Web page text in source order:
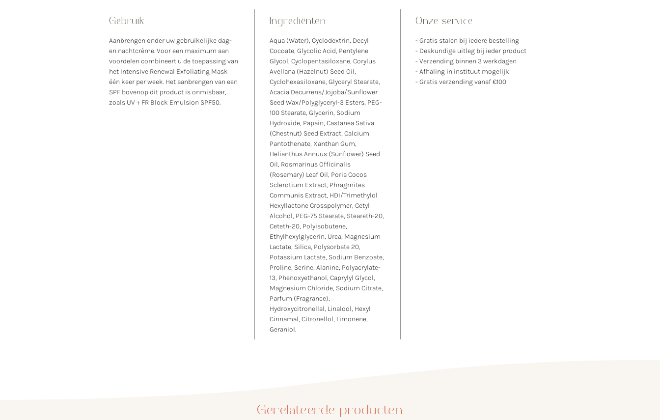
• De textuur en de teint van de huid
verbeteren aanzienlijk
• Rimpels en expressielijnen
vervagen
• De teint is helder en de huid straalt
• De teint is diepgaand gehydrateerd
en soepel
Gebruik
Aanbrengen onder uw gebruikelijke dag-
en nachtcrème. Voor een maximum aan
voordelen combineert u de toepassing van
het Intensive Renewal Exfoliating Mask
één keer per week. Het aanbrengen van een
SPF bovenop dit product is onmisbaar,
zoals UV + FR Block Emulsion SPF50.
Ingrediënten
Aqua (Water), Cyclodextrin, Decyl
Cocoate, Glycolic Acid, Pentylene
Glycol, Cyclopentasiloxane, Corylus
Avellana (Hazelnut) Seed Oil,
Cyclohexasiloxane, Glyceryl Stearate,
Acacia Decurrens/Jojoba/Sunflower
Seed Wax/Polyglyceryl-3 Esters, PEG-
100 Stearate, Glycerin, Sodium
Hydroxide, Papain, Castanea Sativa
(Chestnut) Seed Extract, Calcium
Pantothenate, Xanthan Gum,
Helianthus Annuus (Sunflower) Seed
Oil, Rosmarinus Officinalis
(Rosemary) Leaf Oil, Poria Cocos
Sclerotium Extract, Phragmites
Communis Extract, HDI/Trimethylol
Hexyllactone Crosspolymer, Cetyl
Alcohol, PEG-75 Stearate, Steareth-20,
Ceteth-20, Polyisobutene,
Ethylhexylglycerin, Urea, Magnesium
Lactate, Silica, Polysorbate 20,
Potassium Lactate, Sodium Benzoate,
Proline, Serine, Alanine, Polyacrylate-
13, Phenoxyethanol, Caprylyl Glycol,
Magnesium Chloride, Sodium Citrate,
Parfum (Fragrance),
Hydroxycitronellal, Linalool, Hexyl
Cinnamal, Citronellol, Limonene,
Geraniol.
Onze service
- Gratis stalen bij iedere bestelling
- Deskundige uitleg bij ieder product
- Verzending binnen 3 werkdagen
- Afhaling in instituut mogelijk
- Gratis verzending vanaf €100
Gerelateerde producten